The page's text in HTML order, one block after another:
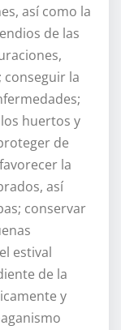
así como la
de las
la
huertos y
de
la
así
conservar
estival
de la
y